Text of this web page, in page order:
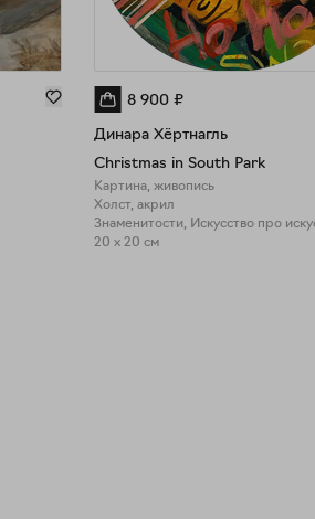
8 900 ₽
Динара Хёртнагль
Christmas in South Park
Картина, живопись
Холст, акрил
Знаменитости, Искусство про
20 x 20 см